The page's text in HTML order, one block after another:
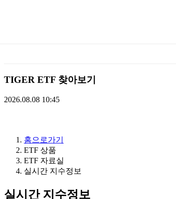
에
셋
TIGER ETF 찾아보기
2026.08.08 10:45
홈으로가기
ETF 상품
ETF 자료실
실시간 지수정보
실시간 지수정보